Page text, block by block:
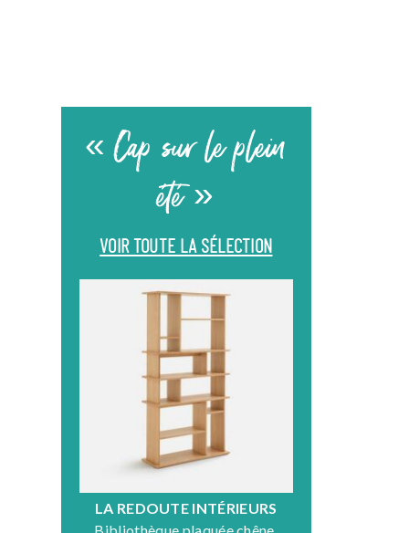
« Cap sur le plein
été »
VOIR TOUTE LA SÉLECTION
LA REDOUTE INTÉRIEURS